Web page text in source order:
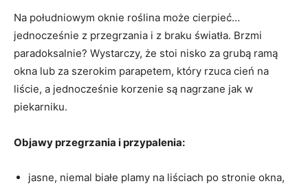
Na południowym oknie roślina może cierpieć…
jednocześnie z przegrzania i z braku światła. Brzmi
paradoksalnie? Wystarczy, że stoi nisko za grubą ramą
okna lub za szerokim parapetem, który rzuca cień na
liście, a jednocześnie korzenie są nagrzane jak w
piekarniku.
Objawy przegrzania i przypalenia:
jasne, niemal białe plamy na liściach po stronie okna,